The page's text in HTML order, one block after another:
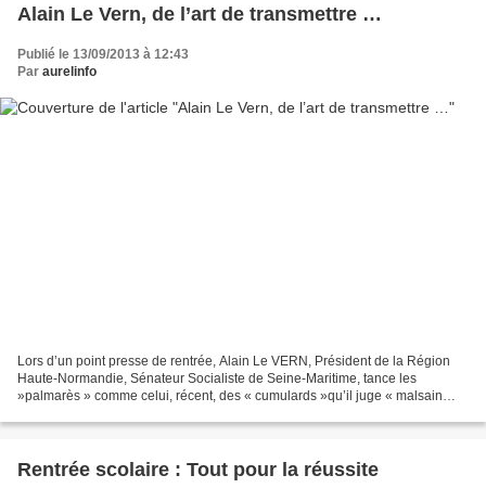
Alain Le Vern, de l’art de transmettre …
Publié le 13/09/2013 à 12:43
Par aurelinfo
Lors d’un point presse de rentrée, Alain Le VERN, Président de la Région
Haute-Normandie, Sénateur Socialiste de Seine-Maritime, tance les
»palmarès » comme celui, récent, des « cumulards »qu’il juge « malsain
Rentrée scolaire : Tout pour la réussite